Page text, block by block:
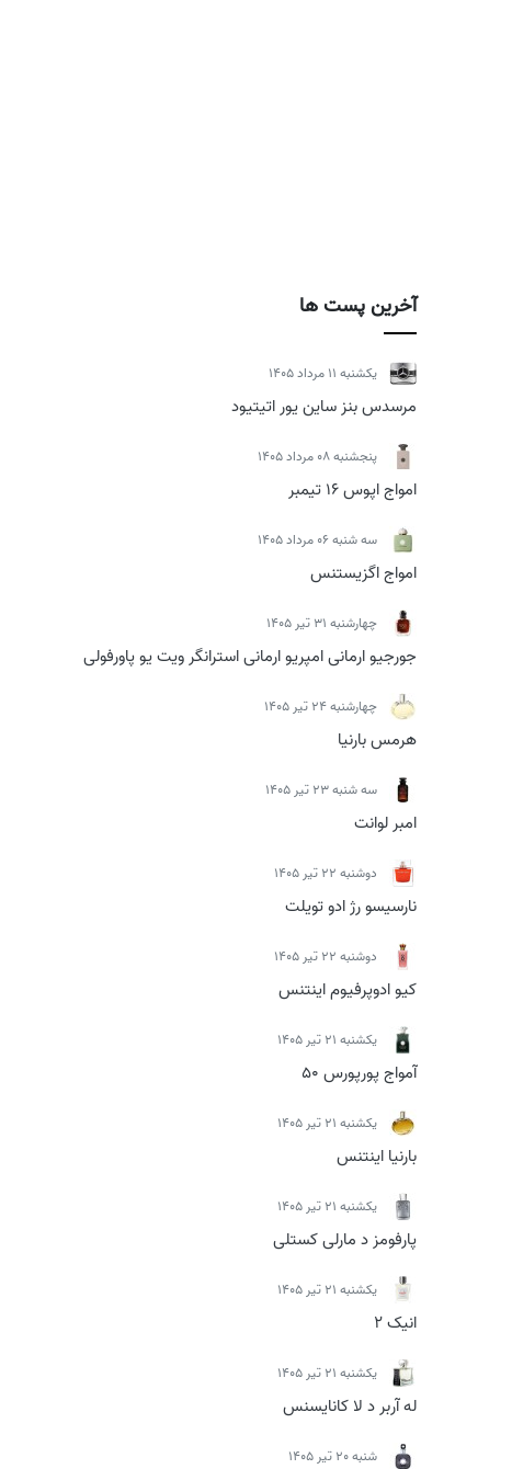
آخرین پست ها
يكشنبه 11 مرداد 1405
مرسدس بنز ساین یور اتیتیود
پنجشنبه 08 مرداد 1405
امواج اپوس 16 تیمبر
سه شنبه 06 مرداد 1405
امواج اگزیستنس
چهارشنبه 31 تیر 1405
جورجیو ارمانی امپریو ارمانی استرانگر ویت یو پاورفولی
چهارشنبه 24 تیر 1405
هرمس بارنیا
سه شنبه 23 تیر 1405
امبر لوانت
دوشنبه 22 تیر 1405
نارسیسو رژ ادو تویلت
دوشنبه 22 تیر 1405
کیو ادوپرفیوم اینتنس
يكشنبه 21 تیر 1405
آمواج پورپورس 50
يكشنبه 21 تیر 1405
بارنیا اینتنس
يكشنبه 21 تیر 1405
پارفومز د مارلی کستلی
يكشنبه 21 تیر 1405
انیک 2
يكشنبه 21 تیر 1405
له آربر د لا کانایسنس
شنبه 20 تیر 1405